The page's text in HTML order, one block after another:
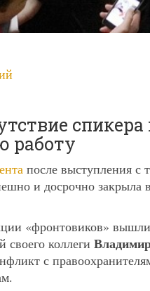
спикера
работу
после выступления с
и досрочно закрыла
«фронтовиков» вышли
своего коллеги
с